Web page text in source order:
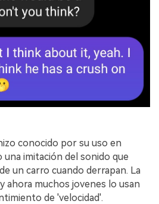
conocido por su uso en
una imitación del sonido que
un carro cuando derrapan. La
ahora muchos jovenes lo usan
de 'velocidad'.